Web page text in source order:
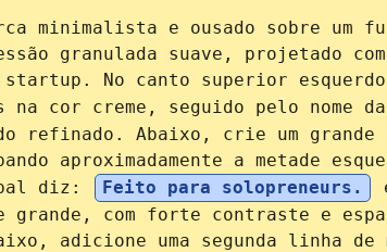
minimalista e ousado sobre um
granulada suave, projetado
No canto superior
cor creme, seguido pelo nome da
refinado. Abaixo, crie um
aproximadamente a metade
diz:
Feito para solopreneurs.
grande, com forte contraste e
adicione uma segunda linha de